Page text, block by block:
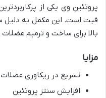
پروتئین وی یکی از
فیت است. این مکمل به دلیل
بالا برای ساخت و ترمیم
مزایا
تسریع در ریکاوری عضلات
افزایش سنتز پروتئین